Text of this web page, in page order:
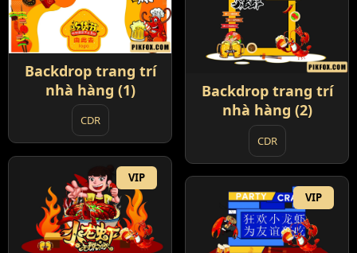
Backdrop trang trí
nhà hàng (1)
CDR
Backdrop trang trí
nhà hàng (2)
CDR
VIP
VIP